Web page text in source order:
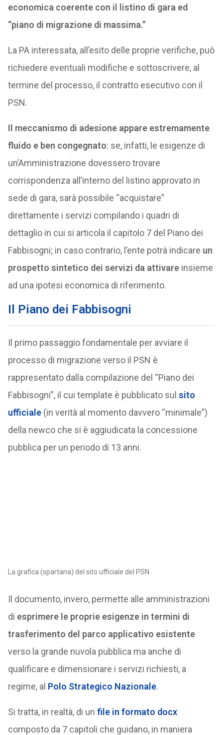
economica coerente con il listino di gara ed
“piano di migrazione di massima.”
La PA interessata, all’esito delle proprie verifiche, può
richiedere eventuali modifiche e sottoscrivere, al
termine del processo, il contratto esecutivo con il
PSN.
Il meccanismo di adesione appare estremamente
fluido e ben congegnato: se, infatti, le esigenze di
un’Amministrazione dovessero trovare
corrispondenza all’interno del listino approvato in
sede di gara, sarà possibile “acquistare”
direttamente i servizi compilando i quadri di
dettaglio in cui si articola il capitolo 7 del Piano dei
Fabbisogni; in caso contrario, l’ente potrà indicare un
prospetto sintetico dei servizi da attivareinsieme
ad una ipotesi economica di riferimento.
Il Piano dei Fabbisogni
Il primo passaggio fondamentale per avviare il
processo di migrazione verso il PSN è
rappresentato dalla compilazione del “Piano dei
Fabbisogni”, il cui template è pubblicato sul sito
ufficiale(in verità al momento davvero “minimale”)
della newco che si è aggiudicata la concessione
pubblica per un periodo di 13 anni.
La grafica (spartana) del sito ufficiale del PSN
Il documento, invero, permette alle amministrazioni
di esprimere le proprie esigenze in termini di
trasferimento del parco applicativo esistente
verso la grande nuvola pubblica ma anche di
qualificare e dimensionare i servizi richiesti, a
regime, al Polo Strategico Nazionale.
Si tratta, in realtà, di un file in formato docx
composto da 7 capitoli che guidano, in maniera